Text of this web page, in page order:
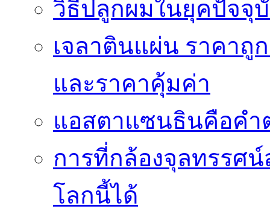
วิธีปลูกผมในยุคปัจจุ
เจลาตินแผ่น ราคาถู
และราคาคุ้มค่า
แอสตาแซนธินคือค
การที่กล้องจุลทรรศ
โลกนี้ได้